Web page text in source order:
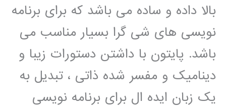
بالا داده و ساده می باشد که برای برنامه
نویسی های شی گرا بسیار مناسب می
باشد. پایتون با داشتن دستورات زیبا و
دینامیک و مفسر شده ذاتی ، تبدیل به
یک زبان ایده ال برای برنامه نویسی